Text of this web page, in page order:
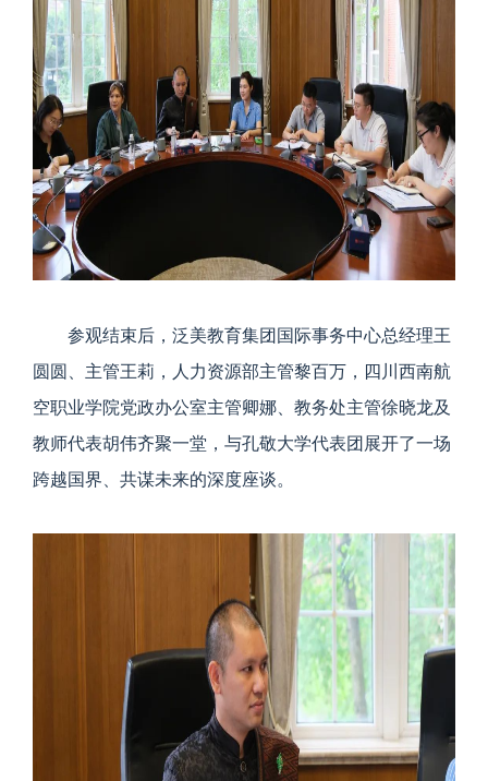
参观结束后，泛美教育集团国际事务中心总经理王
圆圆、主管王莉，人力资源部主管黎百万，四川西南航
空职业学院党政办公室主管卿娜、教务处主管徐晓龙及
教师代表胡伟齐聚一堂，与孔敬大学代表团展开了一场
跨越国界、共谋未来的深度座谈。